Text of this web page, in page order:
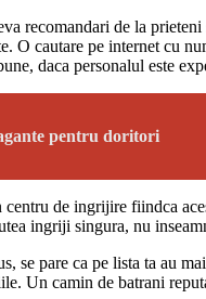
recomandari de la
O cautare pe internet cu
daca personalul este
pentru doritori
de ingrijire fiindca
ingriji singura, nu
se pare ca pe lista ta au
Un camin de batrani